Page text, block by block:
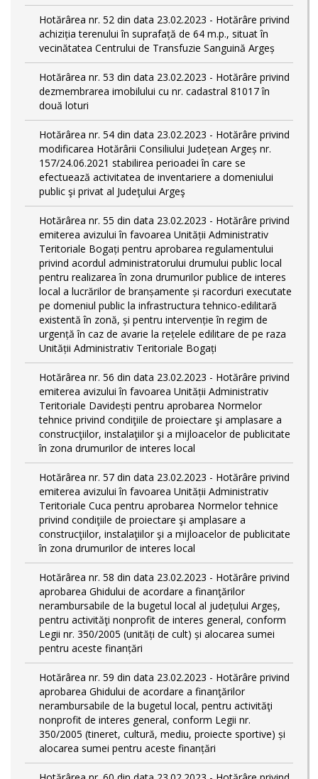
Hotărârea nr. 52 din data 23.02.2023 - Hotărâre privind
achiziția terenului în suprafață de 64 m.p., situat în
vecinătatea Centrului de Transfuzie Sanguină Argeș
Hotărârea nr. 53 din data 23.02.2023 - Hotărâre privind
dezmembrarea imobilului cu nr. cadastral 81017 în
două loturi
Hotărârea nr. 54 din data 23.02.2023 - Hotărâre privind
modificarea Hotărârii Consiliului Județean Argeș nr.
157/24.06.2021 stabilirea perioadei în care se
efectuează activitatea de inventariere a domeniului
public şi privat al Judeţului Argeş
Hotărârea nr. 55 din data 23.02.2023 - Hotărâre privind
emiterea avizului în favoarea Unității Administrativ
Teritoriale Bogați pentru aprobarea regulamentului
privind acordul administratorului drumului public local
pentru realizarea în zona drumurilor publice de interes
local a lucrărilor de branșamente și racorduri executate
pe domeniul public la infrastructura tehnico-edilitară
existentă în zonă, și pentru intervenție în regim de
urgență în caz de avarie la rețelele edilitare de pe raza
Unității Administrativ Teritoriale Bogați
Hotărârea nr. 56 din data 23.02.2023 - Hotărâre privind
emiterea avizului în favoarea Unității Administrativ
Teritoriale Davidești pentru aprobarea Normelor
tehnice privind condiţiile de proiectare şi amplasare a
construcţiilor, instalaţiilor şi a mijloacelor de publicitate
în zona drumurilor de interes local
Hotărârea nr. 57 din data 23.02.2023 - Hotărâre privind
emiterea avizului în favoarea Unității Administrativ
Teritoriale Cuca pentru aprobarea Normelor tehnice
privind condiţiile de proiectare şi amplasare a
construcţiilor, instalaţiilor şi a mijloacelor de publicitate
în zona drumurilor de interes local
Hotărârea nr. 58 din data 23.02.2023 - Hotărâre privind
aprobarea Ghidului de acordare a finanţărilor
nerambursabile de la bugetul local al județului Argeș,
pentru activităţi nonprofit de interes general, conform
Legii nr. 350/2005 (unități de cult) și alocarea sumei
pentru aceste finanțări
Hotărârea nr. 59 din data 23.02.2023 - Hotărâre privind
aprobarea Ghidului de acordare a finanţărilor
nerambursabile de la bugetul local, pentru activităţi
nonprofit de interes general, conform Legii nr.
350/2005 (tineret, cultură, mediu, proiecte sportive) și
alocarea sumei pentru aceste finanțări